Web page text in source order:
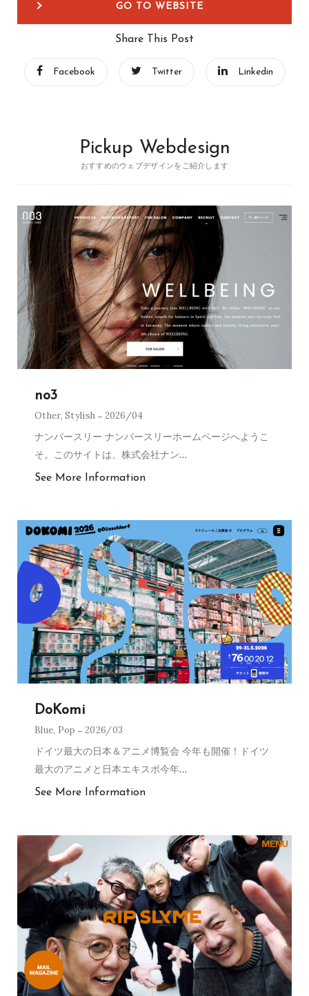
GO TO WEBSITE
Share This Post
Facebook Twitter Linkedin
Pickup Webdesign
おすすめのウェブデザインをご紹介します
no3
Other,Stylish 2026/04
ナンバースリー ナンバースリーホームページへようこ
そ。このサイトは、株式会社ナン…
See More Information
DoKomi
Blue, Pop 2026/03
ドイツ最大の日本＆アニメ博覧会 今年も開催！ドイツ
最大のアニメと日本エキスポ今年…
See More Information